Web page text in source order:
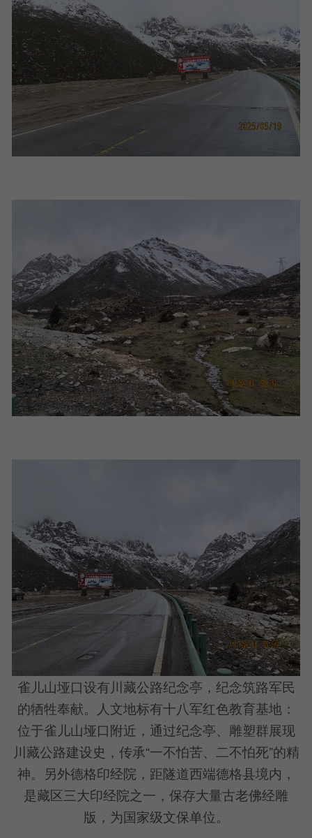
雀儿山垭口设有川藏公路纪念亭，纪念筑路军民
的牺牲奉献。人文地标有十八军红色教育基地：
位于雀儿山垭口附近，通过纪念亭、雕塑群展现
川藏公路建设史，传承“一不怕苦、二不怕死”的精
神。另外德格印经院，距隧道西端德格县境内，
是藏区三大印经院之一，保存大量古老佛经雕
版，为国家级文保单位。